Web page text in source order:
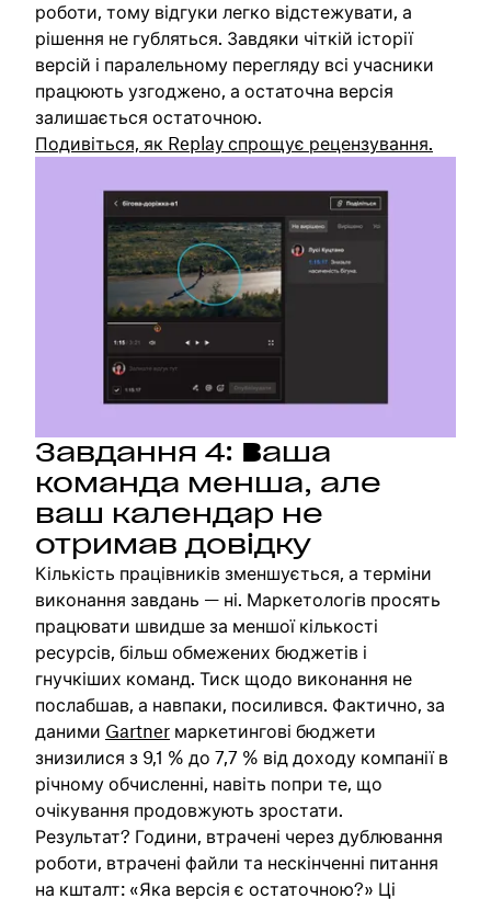
роботи, тому відгуки легко відстежувати, а
рішення не губляться. Завдяки чіткій історії
версій і паралельному перегляду всі учасники
працюють узгоджено, а остаточна версія
залишається остаточною.
Подивіться, як Replay спрощує рецензування.
Завдання 4: Ваша
команда менша, але
ваш календар не
отримав довідку
Кількість працівників зменшується, а терміни
виконання завдань — ні. Маркетологів просять
працювати швидше за меншої кількості
ресурсів, більш обмежених бюджетів і
гнучкіших команд. Тиск щодо виконання не
послабшав, а навпаки, посилився. Фактично, за
даними Gartner маркетингові бюджети
знизилися з 9,1 % до 7,7 % від доходу компанії в
річному обчисленні, навіть попри те, що
очікування продовжують зростати.
Результат? Години, втрачені через дублювання
роботи, втрачені файли та нескінченні питання
на кшталт: «Яка версія є остаточною?» Ці